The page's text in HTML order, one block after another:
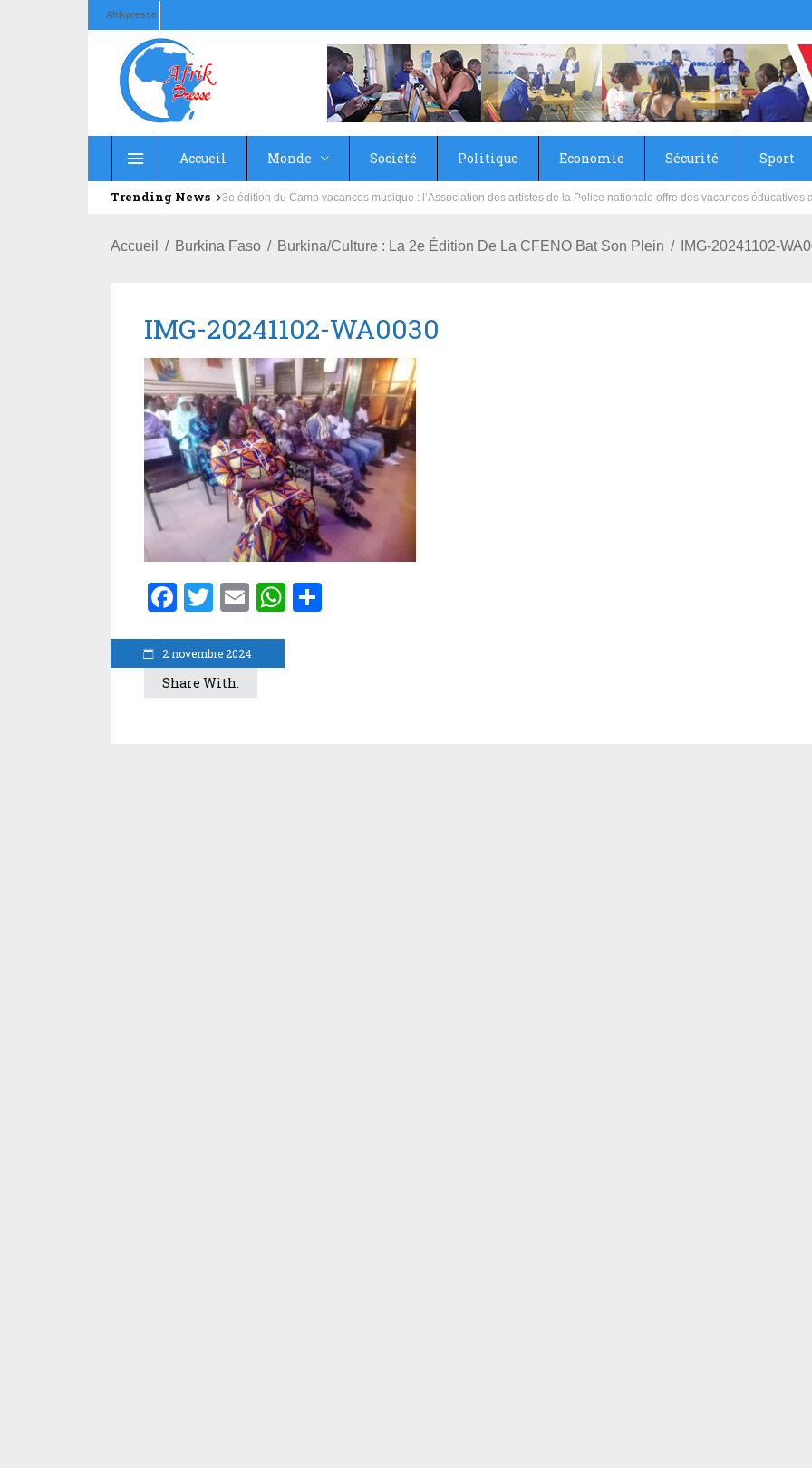
Afrikpresse
Accueil Monde Société Politique Economie Sécurité Sport
Trending News Education : la fédération de la Russie rénove les écoles primaire et collège du Camp Général Aboubacar Sangoulé
Accueil Burkina Faso Burkina/Culture : La 2e Édition De La CFENO Bat Son Plein IMG-20241102-
2 novembre 2024
IMG-20241102-WA0030
Facebook
Twitter
EmailWhatsApp
Share With: